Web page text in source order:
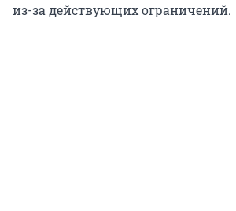
из-за действующих ограничений.